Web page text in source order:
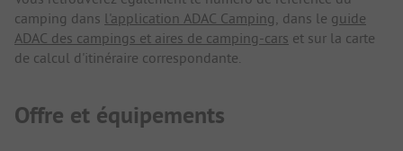
camping dans l'application ADAC Camping, dans le guide
ADAC des campings et aires de camping-cars et sur la carte
de calcul d'itinéraire correspondante.
Offre et équipements